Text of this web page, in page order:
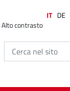
Alto contrasto
IT DE